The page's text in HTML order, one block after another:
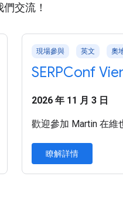
交流！
現場參與 英文 奧
SERPConf
2026 年 11 月 3 日
歡迎參加 Martin 在維
瞭解詳情